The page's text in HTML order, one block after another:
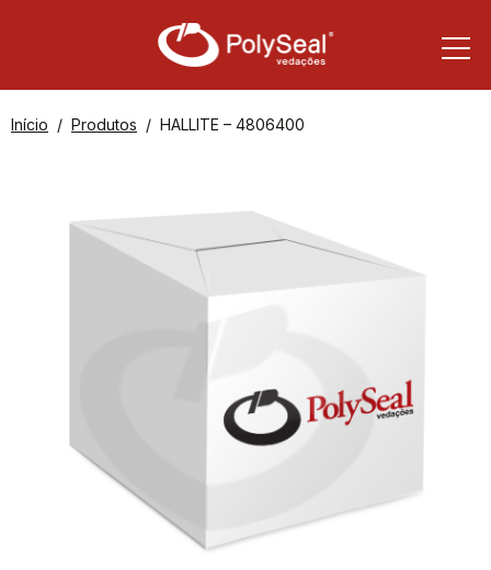
Início Produtos HALLITE – 4806400